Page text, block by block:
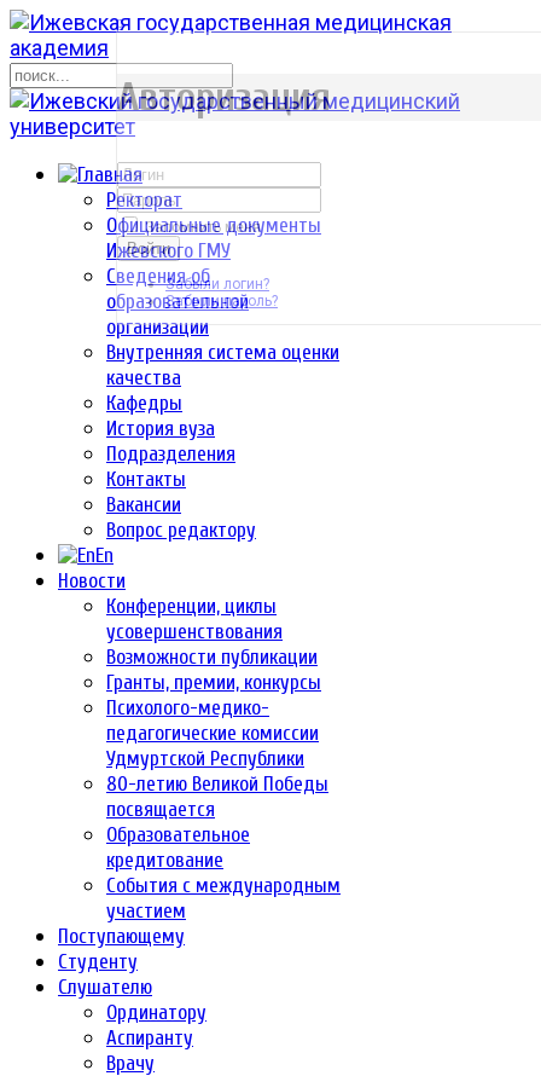
Ректорат
Официальные документы
Ижевского ГМУ
Сведения об
образовательной
организации
Внутренняя система оценки
качества
Кафедры
История вуза
Подразделения
Контакты
Вакансии
Вопрос редактору
En
Новости
Конференции, циклы
усовершенствования
Возможности публикации
Гранты, премии, конкурсы
Психолого-медико-
педагогические комиссии
Удмуртской Республики
80-летию Великой Победы
посвящается
Образовательное
кредитование
События с международным
участием
Поступающему
Студенту
Слушателю
Ординатору
Аспиранту
Врачу
р
Авторизация
Запомнить меня
Войти
Забыли логин?
Забыли пароль?